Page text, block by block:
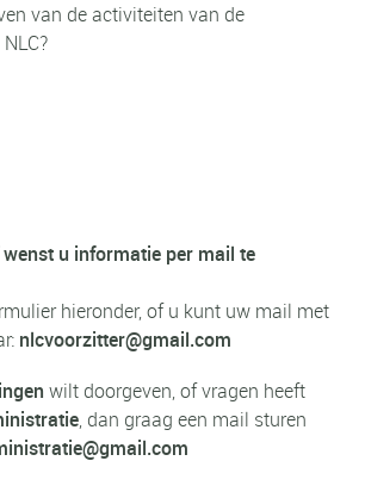
van de activiteiten van de
u informatie per mail te
hieronder, of u kunt uw mail met
nlcvoorzitter@gmail.com
wilt doorgeven, of vragen heeft
, dan graag een mail sturen